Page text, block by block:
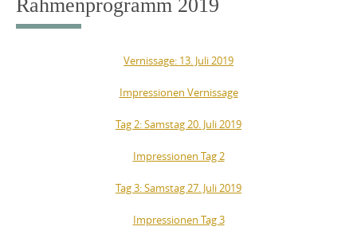
Rahmenprogramm 2019
Vernissage: 13. Juli 2019
Impressionen Vernissage
Tag 2: Samstag 20. Juli 2019
Impressionen Tag 2
Tag 3: Samstag 27. Juli 2019
Impressionen Tag 3